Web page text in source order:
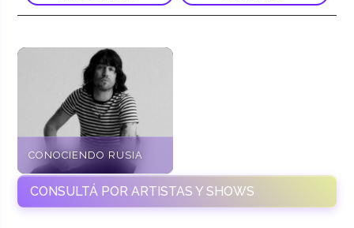
CONOCIENDO RUSIA
CONSULTÁ POR ARTISTAS Y SHOWS